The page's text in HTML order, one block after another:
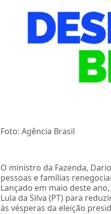
Foto: Agência Brasil
O ministro da Fazenda,
pessoas e famílias
Lançado em maio deste
Lula da Silva (PT) para
às vésperas da eleição